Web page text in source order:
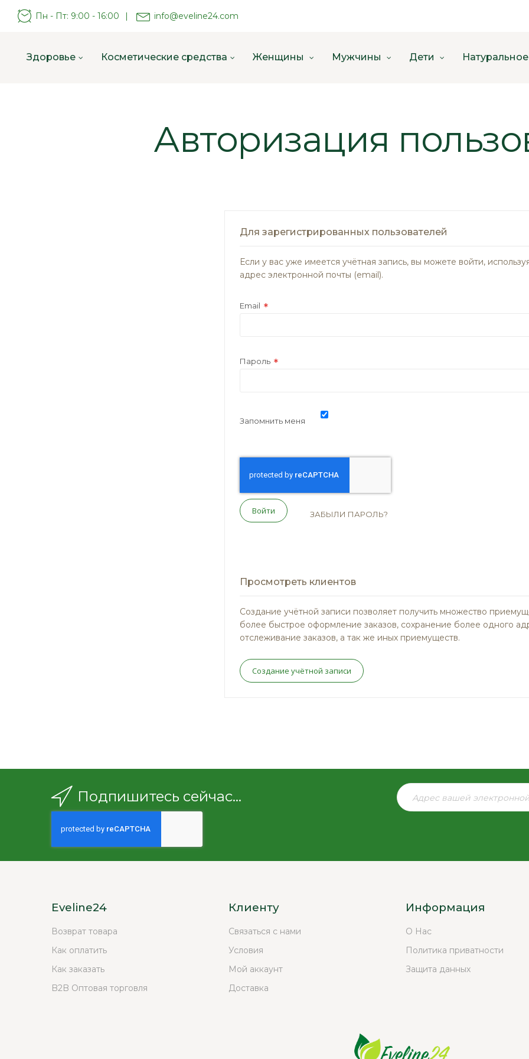
Пн - Пт: 9:00 - 16:00 | info@eveline24.com
Здоровье Косметические средства Женщины Мужчины Дети
Авторизация
Для зарегистрированных пользователей
Если у вас уже имеется учётная запись, вы можете войти,
адрес электронной почты (email).
Email
Пароль
Запомнить меня
Войти ЗАБЫЛИ ПАРОЛЬ?
Просмотреть клиентов
Создание учётной записи позволяет получить множество
более быстрое оформление заказов, сохранение более одного
отслеживание заказов, а так же иных приемуществ.
Создание учётной записи
Подпишитесь сейчас...
Eveline24
Возврат товара
Как оплатить
Как заказать
B2B Оптовая торговля
Клиенту
Связаться с нами
Условия
Мой аккаунт
Доставка
Информация
О Нас
Политика приватности
Защита данных